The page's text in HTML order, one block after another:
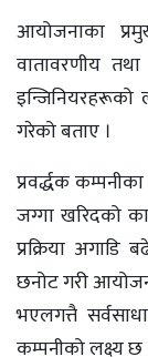
आयोजनाका
वातावरणीय
गरेको बताए ।
प्रवर्द्धक
जग्गा खरिदको
प्रक्रिया
छनोट गरी
भएलगत्तै
कम्पनीको लक्ष्य छ